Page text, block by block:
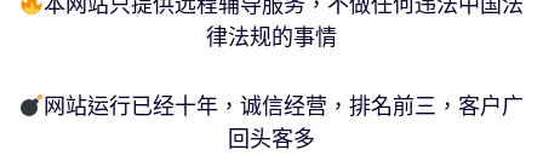
本网站只提供远程辅导服务，不做任何违法中国法
律法规的事情
网站运行已经十年，诚信经营，排名前三，客户广
回头客多